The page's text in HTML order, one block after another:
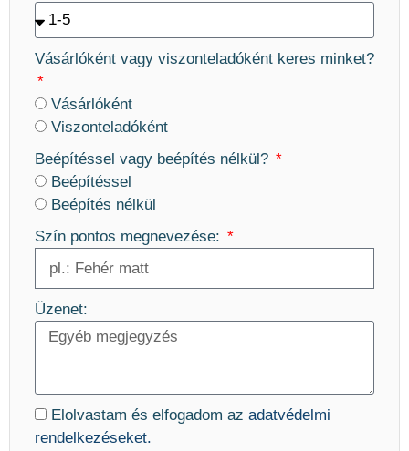
Vásárlóként vagy viszonteladóként keres minket?
Vásárlóként
Viszonteladóként
Beépítéssel vagy beépítés nélkül?
Beépítéssel
Beépítés nélkül
Szín pontos megnevezése:
Üzenet:
Elolvastam és elfogadom az adatvédelmi
rendelkezéseket.